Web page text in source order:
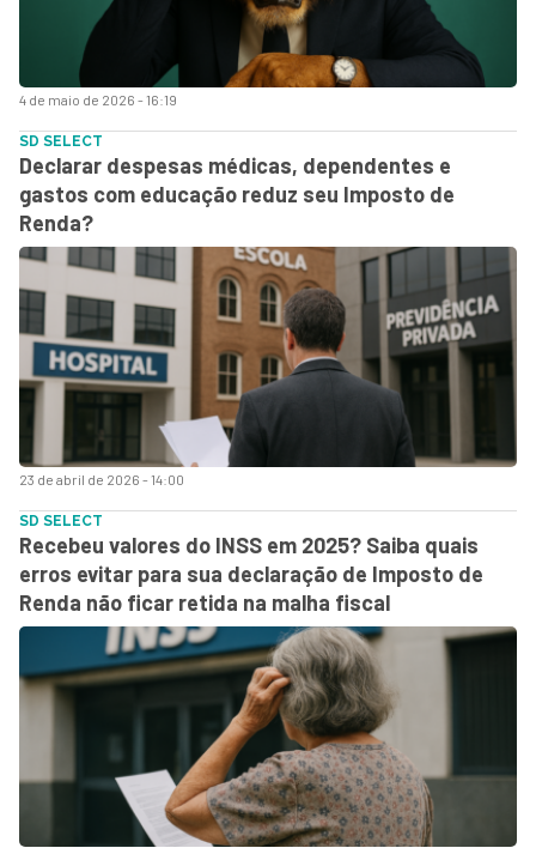
4 de maio de 2026 - 16:19
23 de abril de 2026 - 14:00
SD SELECT
Declarar despesas médicas, dependentes e
gastos com educação reduz seu Imposto de
Renda?
SD SELECT
Recebeu valores do INSS em 2025? Saiba quais
erros evitar para sua declaração de Imposto de
Renda não ficar retida na malha fiscal